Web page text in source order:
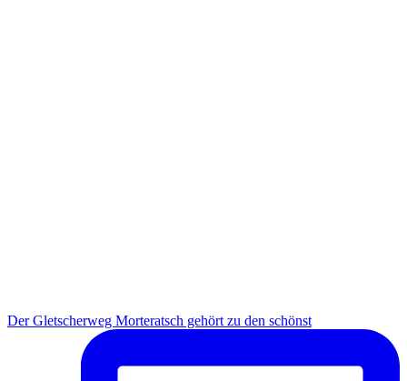
Der Gletscherweg Morteratsch gehört zu den schönst